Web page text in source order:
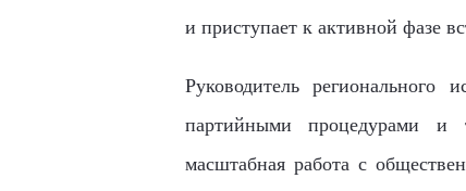
и приступает к активной фазе
Руководитель
партийными процедурами и
масштабная работа с